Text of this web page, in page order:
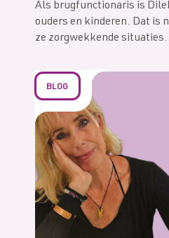
Als brugfunctionaris is
ouders en kinderen. Dat is
ze zorgwekkende
BLOG